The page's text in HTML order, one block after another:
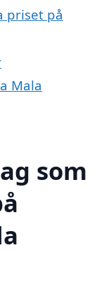
priset på
Mala
som